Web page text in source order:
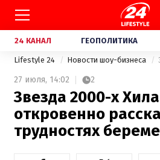
24 КАНАЛ ГЕОПОЛИТИКА
Lifestyle 24 Новости шоу-бизнеса
27 июля, 14:02 2
Звезда 2000-х
откровенно
трудностях